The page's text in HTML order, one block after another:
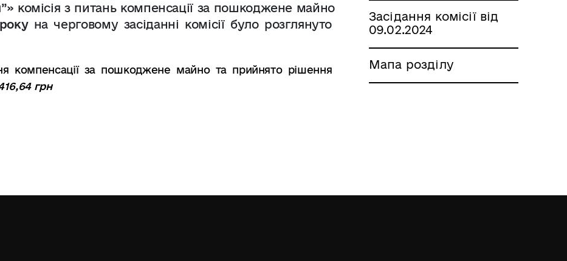
комісія з питань компенсації за пошкоджене майно
на черговому засіданні комісії було розглянуто
компенсації за пошкоджене майно та прийнято рішення
грн
Засідання комісії від
09.02.2024
Мапа розділу